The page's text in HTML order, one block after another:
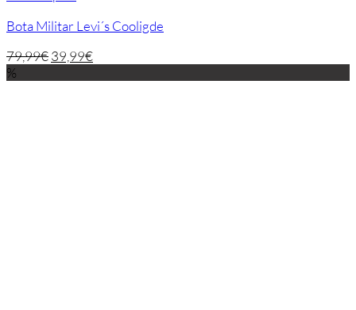
Bota Militar Levi´s Cooligde
79,99€39,99€
%